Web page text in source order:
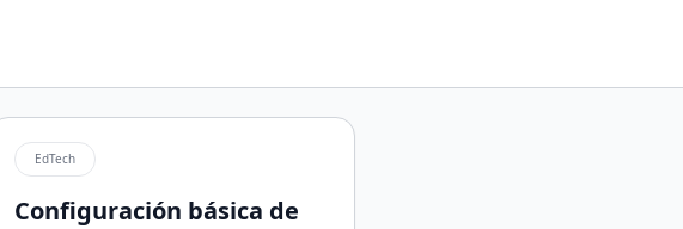
EdTech
Configuración básica de